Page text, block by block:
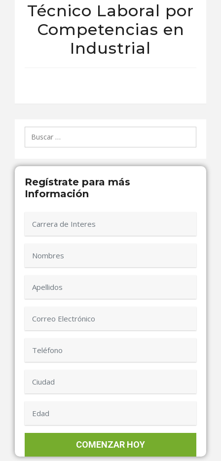
Técnico Laboral por
Competencias en
Industrial
Buscar:
Regístrate para más
Información